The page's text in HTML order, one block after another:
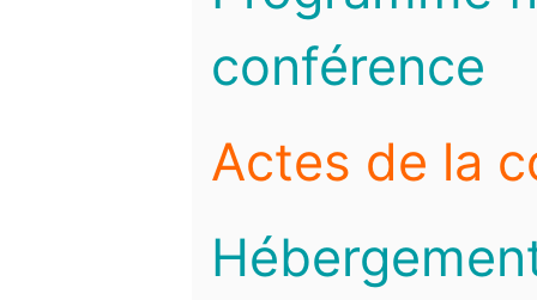
conférence
Actes de la